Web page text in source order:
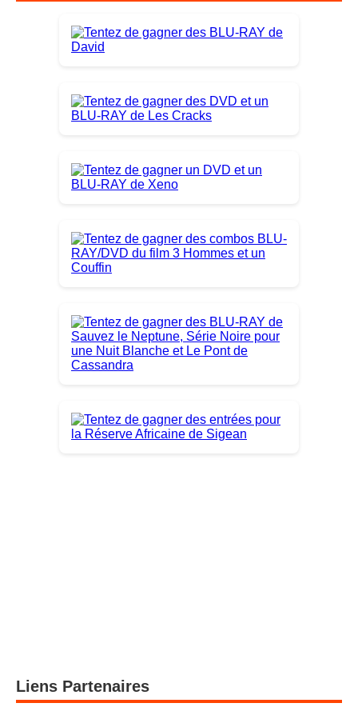
Liens Partenaires